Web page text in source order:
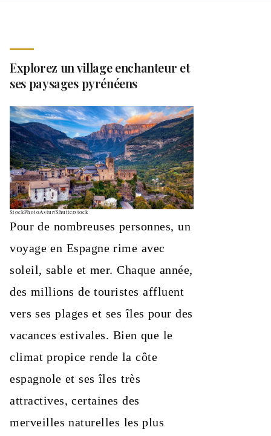
Explorez un village enchanteur et
ses paysages pyrénéens
StockPhotoAstur/Shutterstock
Pour de nombreuses personnes, un
voyage en Espagne rime avec
soleil, sable et mer. Chaque année,
des millions de touristes affluent
vers ses plages et ses îles pour des
vacances estivales. Bien que le
climat propice rende la côte
espagnole et ses îles très
attractives, certaines des
merveilles naturelles les plus